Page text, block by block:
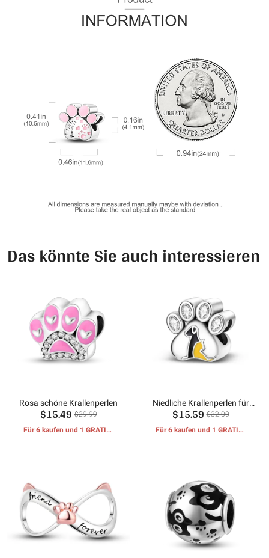
Das könnte Sie auch interessieren
Rosa schöne Krallenperlen
$15.49 $29.99
Für 6 kaufen und 1 GRATIS-
Niedliche Krallenperlen für
Haustiere
$15.59 $32.00
Für 6 kaufen und 1 GRATIS-